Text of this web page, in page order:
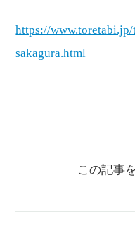
https://
sakagura.html
この記事